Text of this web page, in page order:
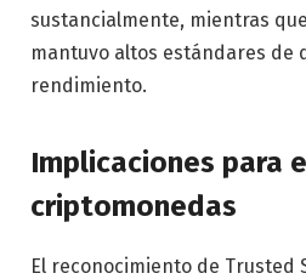
sustancialmente, mientras
mantuvo altos estándares de
rendimiento.
Implicaciones para
criptomonedas
El reconocimiento de Trusted